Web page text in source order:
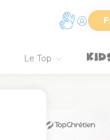
Le Top